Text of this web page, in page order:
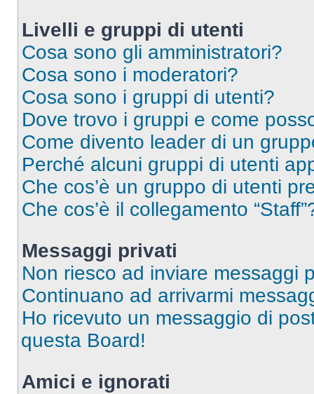
Livelli e gruppi di utenti
Cosa sono gli amministratori?
Cosa sono i moderatori?
Cosa sono i gruppi di utenti?
Dove trovo i gruppi e come
Come divento leader di un
Perché alcuni gruppi di utenti
Che cos’è un gruppo di utenti
Che cos’è il collegamento
Messaggi privati
Non riesco ad inviare messaggi
Continuano ad arrivarmi
Ho ricevuto un messaggio di
questa Board!
Amici e ignorati